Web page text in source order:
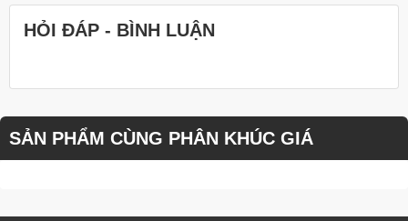
HỎI ĐÁP - BÌNH LUẬN
SẢN PHẨM CÙNG PHÂN KHÚC GIÁ